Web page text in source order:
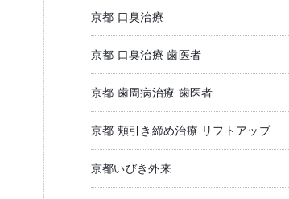
京都 口臭治療
京都 口臭治療 歯医者
京都 歯周病治療 歯医者
京都 頬引き締め治療 リフトアップ
京都いびき外来